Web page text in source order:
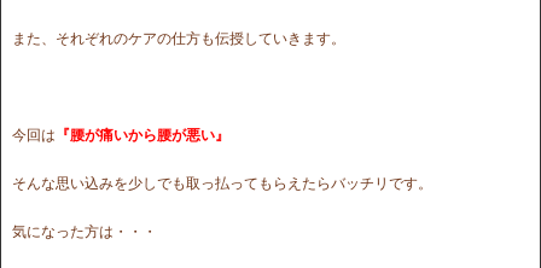
また、それぞれのケアの仕方も伝授していきます。
今回は 『腰が痛いから腰が悪い』
そんな思い込みを少しでも取っ払ってもらえたらバッチリです。
気になった方は・・・